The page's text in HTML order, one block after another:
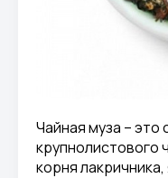
Чайная муза – это
крупнолистового
корня